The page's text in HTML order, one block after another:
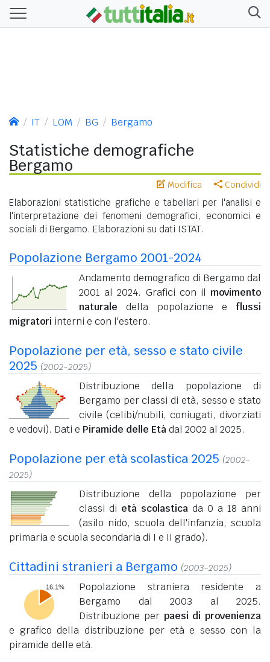
IT LOM BG Bergamo
Statistiche demografiche
Bergamo
Modifica Condividi
Elaborazioni statistiche grafiche e tabellari per l'analisi e
l'interpretazione dei fenomeni demografici, economici e
sociali di Bergamo. Elaborazioni su dati ISTAT.
Popolazione Bergamo 2001-2024
Andamento demografico di Bergamo dal
2001 al 2024. Grafici con il movimento
naturale della popolazione e flussi
migratori interni e con l'estero.
Popolazione per età, sesso e stato civile
2025 (2002-2025)
Distribuzione della popolazione di
Bergamo per classi di età, sesso e stato
civile (celibi/nubili, coniugati, divorziati
e vedovi). Dati e Piramide delle Etàdal 2002 al 2025.
Popolazione per età scolastica 2025 (2002-
2025)
Distribuzione della popolazione per
classi di età scolastica da 0 a 18 anni
(asilo nido, scuola dell'infanzia, scuola
primaria e scuola secondaria di I e II grado).
Cittadini stranieri a Bergamo (2003-2025)
Popolazione straniera residente a
Bergamo dal 2003 al 2025.
Distribuzione per paesi di provenienza
e grafico della distribuzione per età e sesso con la
piramide delle età.